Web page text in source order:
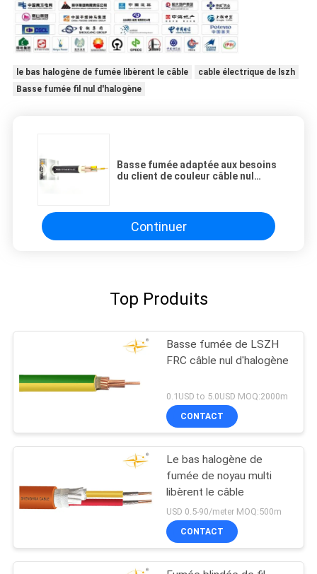
le bas halogène de fumée libèrent le câble
cable électrique de lszh
Basse fumée fil nul d'halogène
Basse fumée adaptée aux besoins
du client de couleur câble nul
Continuer
Top Produits
Basse fumée de LSZH
FRC câble nul d'halogène
0.1USD to 5.0USD MOQ:2000m
CONTACT
Le bas halogène de
fumée de noyau multi
libèrent le câble
USD 0.5-90/meter MOQ:500m
CONTACT